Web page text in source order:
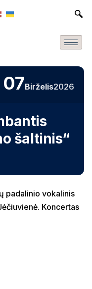
07Birželis2026
šaltinis“
padalinio vokalinis
Koncertas